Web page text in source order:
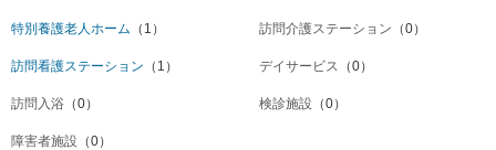
特別養護老人ホーム （1） 訪問介護ステーション （0）
訪問看護ステーション （1） デイサービス （0）
訪問入浴 （0） 検診施設 （0）
障害者施設 （0）